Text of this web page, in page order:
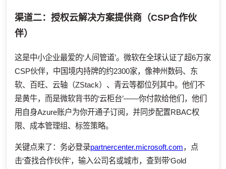
渠道二：授权云解决方案提供商（CSP合作伙
伴）
这是中小企业最爱的‘人间管道’。微软在全球认证了超6万家
CSP伙伴，中国境内持牌的约2300家，像神州数码、东
软、百旺、云轴（ZStack）、青云等都位列其中。他们不
是黄牛，而是微软背书的‘云柜台’——你付款给他们，他们
用自身Azure账户为你开通子订阅，并同步配置RBAC权
限、成本管理组、标签策略。
关键点来了：务必登录partnercenter.microsoft.com，点
击‘查找合作伙伴’，输入公司名或城市，查到带‘Gold